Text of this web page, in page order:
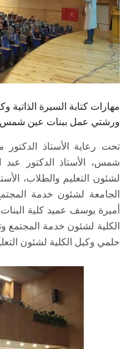
مهارات كتابة السيرة الذاتية
ورشتي عمل ببنات عين شمس
تحت رعاية الأستاذ
شمس، الأستاذ الدكتور عبد
لشئون التعليم والطلاب،
الجامعة لشئون خدمة المجتمع
أميرة يوسف عميد كلية
الكلية لشئون خدمة المجتمع
حلمي وكيل الكلية لشئون